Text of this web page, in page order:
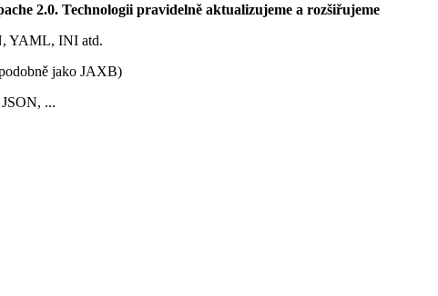
2.0. Technologii pravidelně aktualizujeme a rozšiřujeme
YAML, INI atd.
jako JAXB)
...